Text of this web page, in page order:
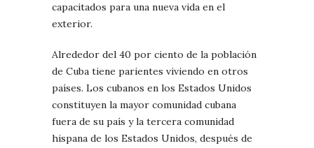
capacitados para una nueva vida en el
exterior.
Alrededor del 40 por ciento de la población
de Cuba tiene parientes viviendo en otros
países. Los cubanos en los Estados Unidos
constituyen la mayor comunidad cubana
fuera de su país y la tercera comunidad
hispana de los Estados Unidos, después de